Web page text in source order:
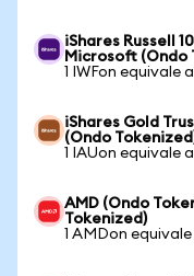
iShares Russell
Microsoft (Ondo
1 IWFon equivale
iShares Gold
(Ondo
1 IAUon equivale
AMD (Ondo
Tokenized)
1 AMDon